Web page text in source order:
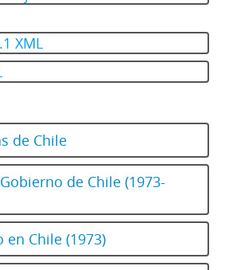
XML
de Chile
de Chile (1973-
en Chile (1973)